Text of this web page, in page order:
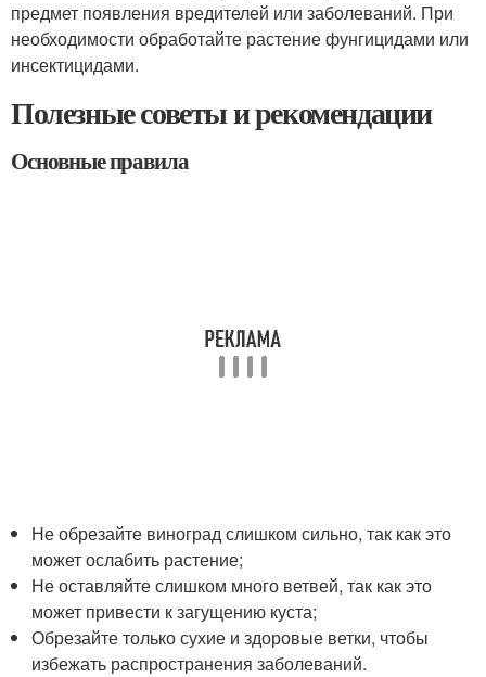
предмет появления вредителей или заболеваний. При
необходимости обработайте растение фунгицидами или
инсектицидами.
Полезные советы и рекомендации
Основные правила
Не обрезайте виноград слишком сильно, так как это
может ослабить растение;
Не оставляйте слишком много ветвей, так как это
может привести к загущению куста;
Обрезайте только сухие и здоровые ветки, чтобы
избежать распространения заболеваний.